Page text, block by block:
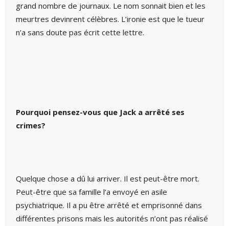
grand nombre de journaux. Le nom sonnait bien et les
meurtres devinrent célèbres. L’ironie est que le tueur
n’a sans doute pas écrit cette lettre.
Pourquoi pensez-vous que Jack a arrêté ses
crimes?
Quelque chose a dû lui arriver. Il est peut-être mort.
Peut-être que sa famille l’a envoyé en asile
psychiatrique. Il a pu être arrêté et emprisonné dans
différentes prisons mais les autorités n’ont pas réalisé